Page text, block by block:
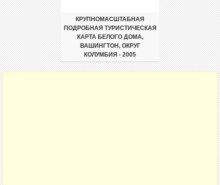
КРУПНОМАСШТАБНАЯ
ПОДРОБНАЯ ТУРИСТИЧЕСКАЯ
КАРТА БЕЛОГО ДОМА,
ВАШИНГТОН, ОКРУГ
КОЛУМБИЯ - 2005